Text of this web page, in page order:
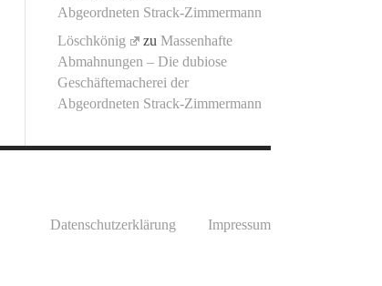
Abgeordneten Strack-Zimmermann
Löschkönig
zu Massenhafte
Abmahnungen – Die dubiose
Geschäftemacherei der
Abgeordneten Strack-Zimmermann
Datenschutzerklärung Impressum